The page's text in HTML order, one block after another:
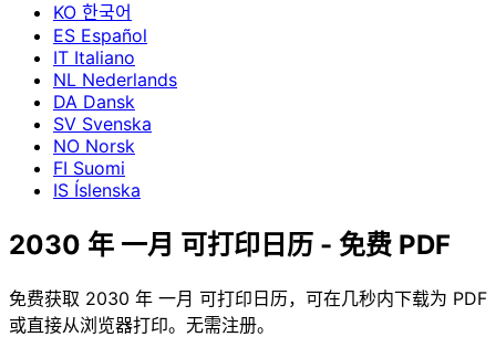
KO 한국어
ES Español
IT Italiano
NL Nederlands
DA Dansk
SV Svenska
NO Norsk
FI Suomi
IS Íslenska
2030 年 一月 可打印日历 - 免费 PDF
免费获取 2030 年 一月 可打印日历，可在几秒内下载为 PDF
或直接从浏览器打印。无需注册。